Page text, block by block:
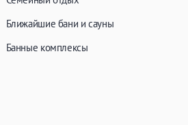
Ближайшие бани и сауны
Банные комплексы